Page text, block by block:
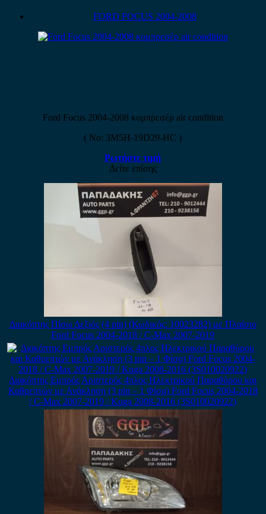
FORD FOCUS 2004-2008
Ford Focus 2004-2008 κομπρεσέρ air condition
( No: 3M5H-19D29-HC )
Ρωτήστε τιμή
Δείτε επίσης
Διακόπτης Πίσω Δεξιός (4 pin) (Κωδικός: 10023282) με Πλαίσιο
Ford Focus 2004-2018 / C-Max 2007-2019
Διακόπτης Εμπρός Αριστερός 4πλος Ηλεκτρικού Παραθύρου και
Καθρεπτών με Ανάκληση (3 pin – 1 Φίσα) Ford Focus 2004-2018
/ C-Max 2007-2019 / Kuga 2008-2016 (3S010020922)